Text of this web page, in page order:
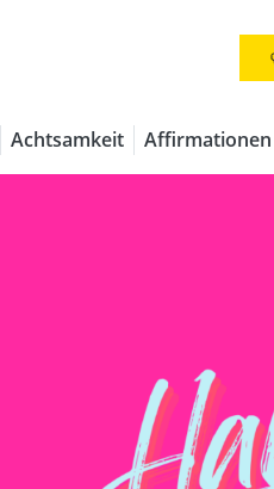
Achtsamkeit Affirmationen